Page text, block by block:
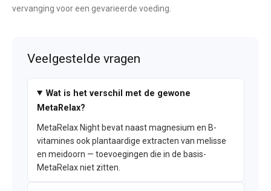
vervanging voor een gevarieerde voeding.
Veelgestelde vragen
Wat is het verschil met de gewone
MetaRelax?
MetaRelax Night bevat naast magnesium en B-
vitamines ook plantaardige extracten van melisse
en meidoorn — toevoegingen die in de basis-
MetaRelax niet zitten.